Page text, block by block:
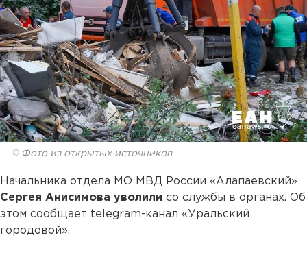
© Фото из открытых источников
Начальника отдела МО МВД России «Алапаевский»
Сергея Анисимова уволили со службы в органах. Об
этом сообщает telegram-канал «Уральский
городовой».